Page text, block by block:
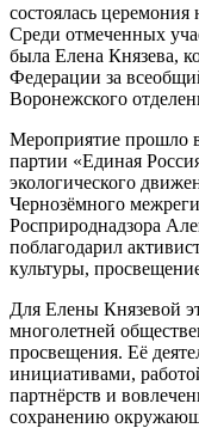
состоялась церемония
Среди отмеченных
была Елена Князева,
Федерации за
Воронежского
Мероприятие прошло
партии «Единая
экологического
Чернозёмного
Росприроднадзора
поблагодарил
культуры,
Для Елены Князевой
многолетней
просвещения. Её
инициативами,
партнёрств и
сохранению